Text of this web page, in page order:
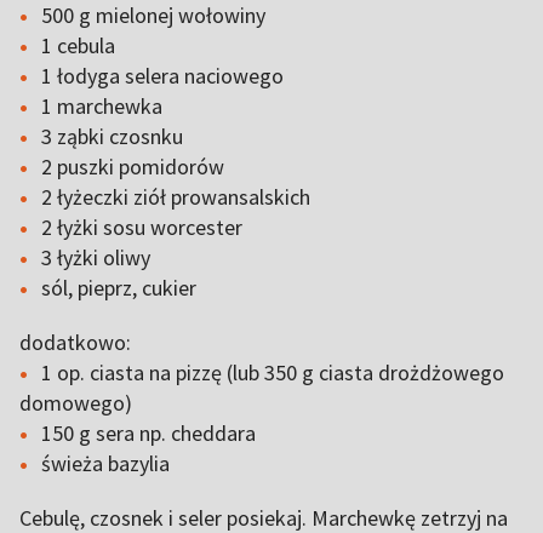
500 g mielonej wołowiny
1 cebula
1 łodyga selera naciowego
1 marchewka
3 ząbki czosnku
2 puszki pomidorów
2 łyżeczki ziół prowansalskich
2 łyżki sosu worcester
3 łyżki oliwy
sól, pieprz, cukier
dodatkowo:
1 op. ciasta na pizzę (lub 350 g ciasta drożdżowego
domowego)
150 g sera np. cheddara
świeża bazylia
Cebulę, czosnek i seler posiekaj. Marchewkę zetrzyj na